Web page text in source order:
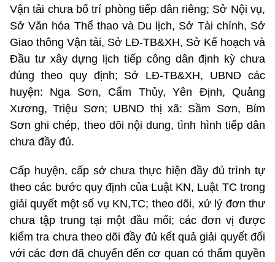
Vận tải chưa bố trí phòng tiếp dân riêng; Sở Nội vụ,
Sở Văn hóa Thể thao và Du lịch, Sở Tài chính, Sở
Giao thông Vận tải, Sở LĐ-TB&XH, Sở Kế hoạch và
Đầu tư xây dựng lịch tiếp công dân định kỳ chưa
đúng theo quy định; Sở LĐ-TB&XH, UBND các
huyện: Nga Sơn, Cẩm Thủy, Yên Định, Quảng
Xương, Triệu Sơn; UBND thị xã: Sầm Sơn, Bỉm
Sơn ghi chép, theo dõi nội dung, tình hình tiếp dân
chưa đầy đủ.
Cấp huyện, cấp sở chưa thực hiện đầy đủ trình tự
theo các bước quy định của Luật KN, Luật TC trong
giải quyết một số vụ KN,TC; theo dõi, xử lý đơn thư
chưa tập trung tại một đầu mối; các đơn vị được
kiểm tra chưa theo dõi đầy đủ kết quả giải quyết đối
với các đơn đã chuyển đến cơ quan có thẩm quyền